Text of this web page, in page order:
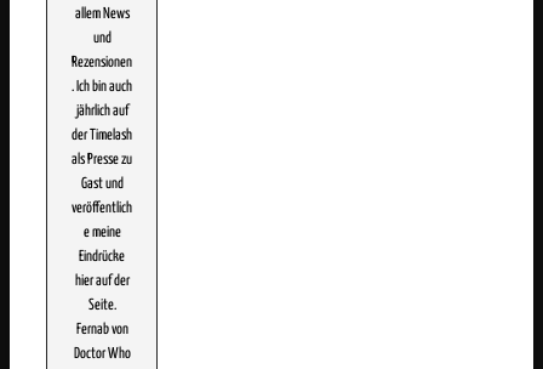
allem News
und
Rezensionen
. Ich bin auch
jährlich auf
der Timelash
als Presse zu
Gast und
veröffentlich
e meine
Eindrücke
hier auf der
Seite.
Fernab von
Doctor Who